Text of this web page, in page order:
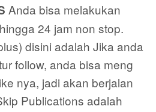
Anda bisa melakukan
24 jam non stop.
disini adalah Jika anda
follow, anda bisa meng
nya, jadi akan berjalan
Publications adalah